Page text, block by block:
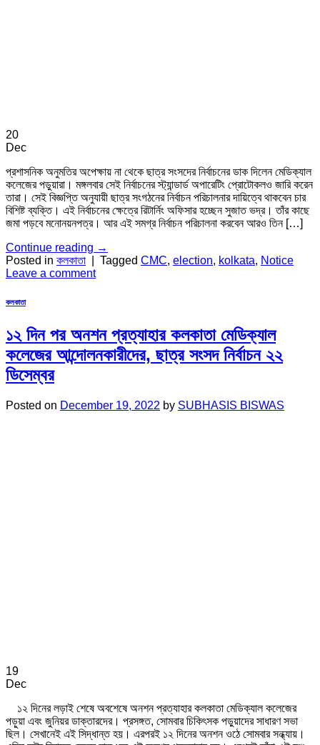
20
Dec
প্রশাসনিক অনুমতির অপেক্ষায় না থেকে ছাত্র সংসদের নির্বাচনের ডাক দিলেন মেডিক্যাল
কলেজের পড়ুয়ারা। মঙ্গলবার সেই নির্বাচনের স্ট্যান্ডার্ড অপারেটিং প্রোটোকলও জারি করেন
তারা। সেই বিজ্ঞপ্তি অনুযায়ী ছাত্র সংগঠনের নির্বাচন পরিচালনার দায়িত্বে থাকবেন চার
বিশিষ্ট ব্যক্তি। এই নির্বাচনের ক্ষেত্রে রিটার্নিং অফিসার হচ্ছেন সুজাত ভদ্র। তাঁর কাছে
জমা পড়বে মনোনয়নপত্র। আর এই সমগ্র নির্বাচন পরিচালনা করবেন আরও তিন […]
Continue reading →
Posted in কলকাতা Tagged CMC, election, kolkata, Notice
Leave a comment
কলকাতা
১২ দিন পর অনশন প্রত্যাহার কলকাতা মেডিক্যাল
কলেজের আন্দোলনকারীদের, ছাত্র সংসদ নির্বাচন ২২
ডিসেম্বর
Posted on December 19, 2022 by SUBHASIS BISWAS
19
Dec
১২ দিনের লড়াই শেষে অবশেষে অনশন প্রত্যাহার কলকাতা মেডিক্যাল কলেজের
পড়ুয়া এবং জুনিয়র ডাক্তারদের। প্রসঙ্গত, সোমবার চিকিৎসক পড়ুয়াদের সাধারণ সভা
ছিল। সেখানেই এই সিদ্ধান্ত হয়। এরপরই ১২ দিনের অনশন ওঠে সোমবার সন্ধ্যায়।